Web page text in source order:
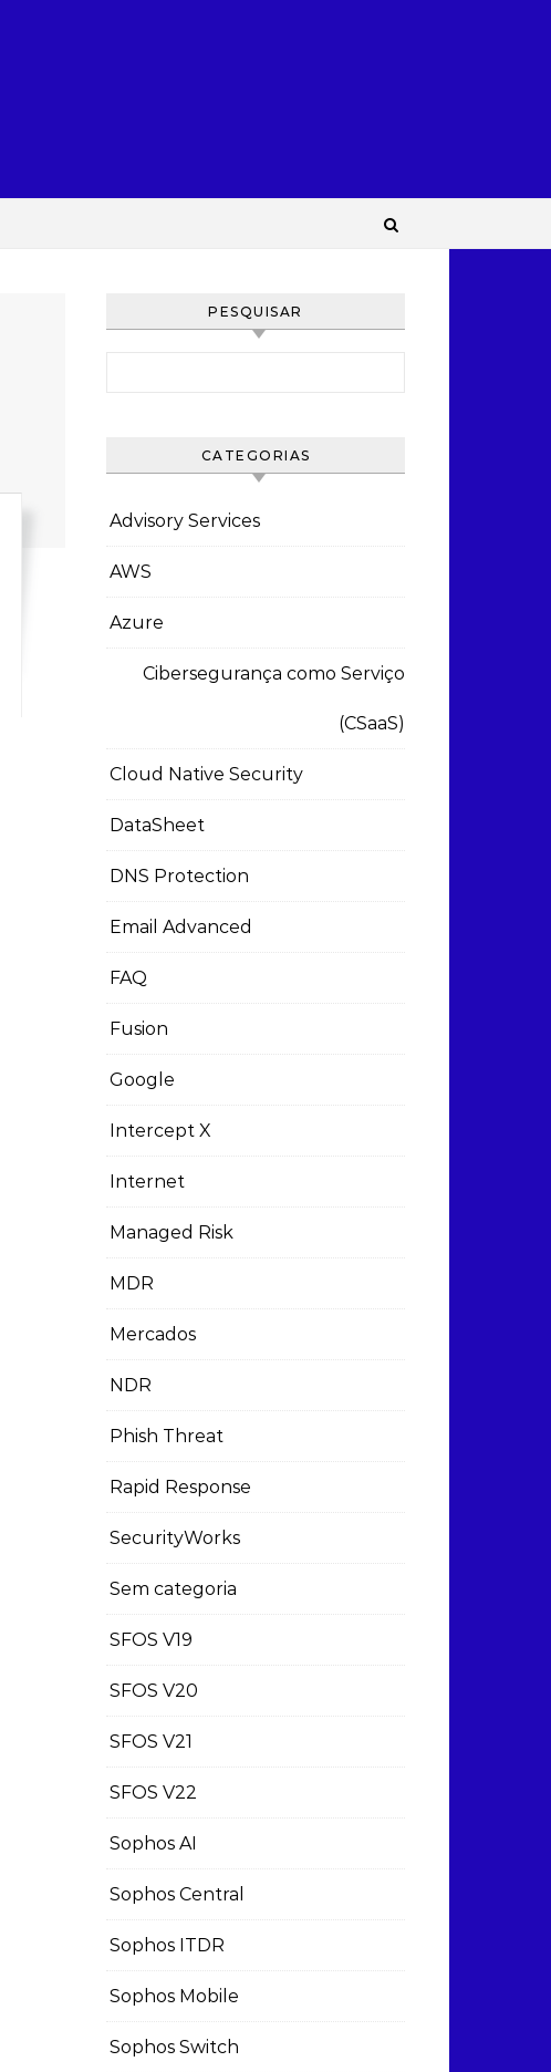
PESQUISAR
CATEGORIAS
Advisory Services
AWS
Azure
Cibersegurança como Serviço
(CSaaS)
Cloud Native Security
DataSheet
DNS Protection
Email Advanced
FAQ
Fusion
Google
Intercept X
Internet
Managed Risk
MDR
Mercados
NDR
Phish Threat
Rapid Response
SecurityWorks
Sem categoria
SFOS V19
SFOS V20
SFOS V21
SFOS V22
Sophos AI
Sophos Central
Sophos ITDR
Sophos Mobile
Sophos Switch